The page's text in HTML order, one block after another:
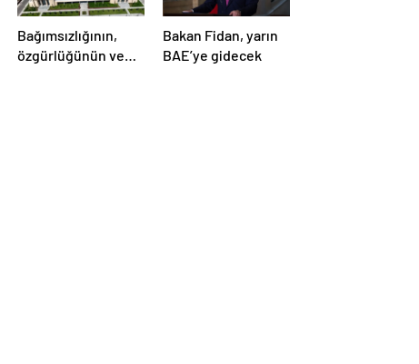
Bağımsızlığının,
özgürlüğünün ve
Bakan Fidan, yarın
BAE’ye gidecek